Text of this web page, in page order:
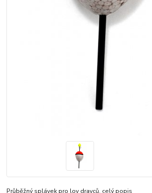
Průběžný splávek pro lov dravců. celý popis